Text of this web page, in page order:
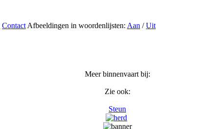
Contact Afbeeldingen in woordenlijsten: Aan /Uit
Meer binnenvaart bij:
Zie ook:
Steun